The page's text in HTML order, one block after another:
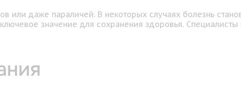
или даже параличей. В некоторых случаях болезнь
значение для сохранения здоровья.